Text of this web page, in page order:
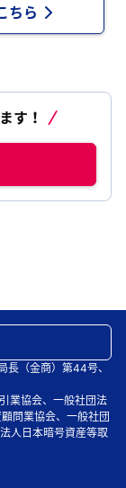
ちら
す！
長（金商）第44号、
業協会、一般社団法
問業協会、一般社団
人日本暗号資産等取